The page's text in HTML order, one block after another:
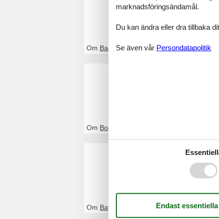
Genom Feline
Om Baden-Württemberg
Om Bodensjøen
Stuga
Genom Feline
enkelt och
Om Bayern
marknadsföringsändamål.
Du kan ändra eller dra tillbaka
Se även vår Persondatapolitik